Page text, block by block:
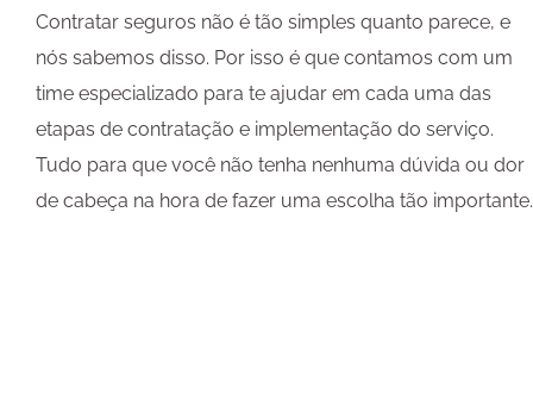
Contratar seguros não é tão simples quanto parece, e
nós sabemos disso. Por isso é que contamos com um
time especializado para te ajudar em cada uma das
etapas de contratação e implementação do serviço.
Tudo para que você não tenha nenhuma dúvida ou dor
de cabeça na hora de fazer uma escolha tão importante.